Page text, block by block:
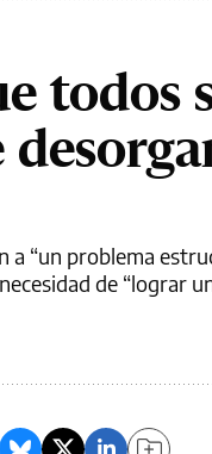
todos
“un problema
de “lograr